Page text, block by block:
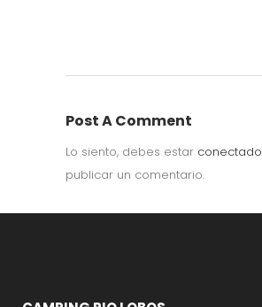
Post A Comment
Lo siento, debes estar conectado
publicar un comentario.